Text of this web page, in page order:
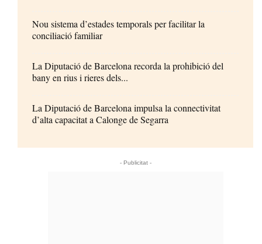
Nou sistema d’estades temporals per facilitar la
conciliació familiar
La Diputació de Barcelona recorda la prohibició del
bany en rius i rieres dels...
La Diputació de Barcelona impulsa la connectivitat
d’alta capacitat a Calonge de Segarra
- Publicitat -